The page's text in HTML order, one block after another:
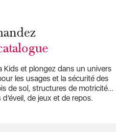
Kids et plongez dans un univers
les usages et la sécurité des
de sol, structures de motricité…
de jeux et de repos.